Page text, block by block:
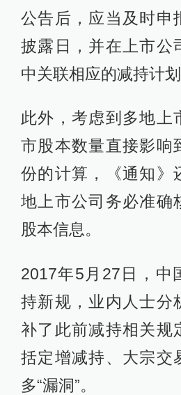
公告后，应当及时申
披露日，并在上市公
中关联相应的减持计划
此外，考虑到多地上
市股本数量直接影响
份的计算，《通知》
地上市公司务必准确
股本信息。
2017年5月27日，中
持新规，业内人士分
补了此前减持相关规
括定增减持、大宗交
多“漏洞”。